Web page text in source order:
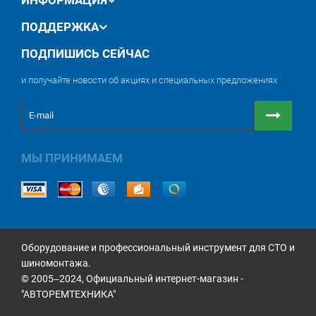
своих измерительных работ с помощью
ПОДДЕРЖКА
ПОДПИШИСЬ СЕЙЧАС
и получайте новости об акциях и специальных предложениях
МЫ ПРИНИМАЕМ
Оборудование и профессиональный инструмент для СТО и
шиномонтажа.
© 2005‒2024, Официальный интернет-магазин -
"АВТОРЕМТЕХНИКА"